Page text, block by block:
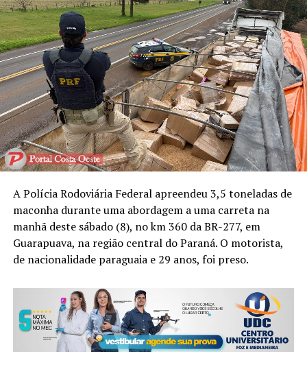
A Polícia Rodoviária Federal apreendeu 3,5 toneladas de
maconha durante uma abordagem a uma carreta na
manhã deste sábado (8), no km 360 da BR-277, em
Guarapuava, na região central do Paraná. O motorista,
de nacionalidade paraguaia e 29 anos, foi preso.